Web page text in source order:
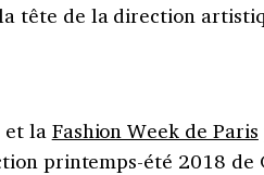
tête de la direction
la Fashion Week de Paris
printemps-été 2018 de